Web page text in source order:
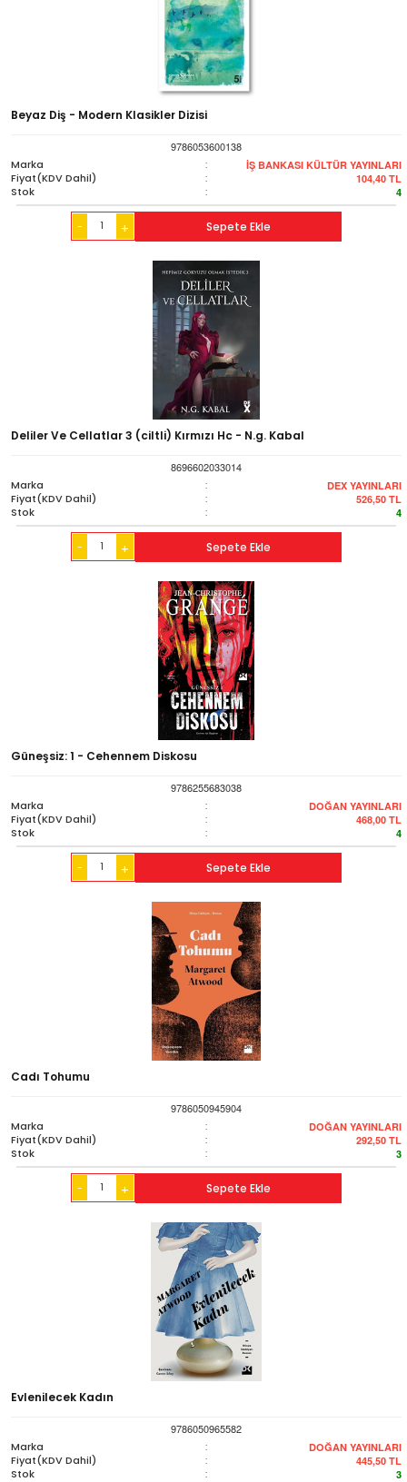
Beyaz Diş - Modern Klasikler Dizisi
9786053600138
Marka
: İŞ BANKASI KÜLTÜR YAYINLARI
Fiyat(KDV Dahil) : 104,40 TL
Stok : 4
- + Sepete Ekle
Deliler Ve Cellatlar 3 (ciltli) Kırmızı Hc - N.g. Kabal
8696602033014
Marka
: DEX YAYINLARI
Fiyat(KDV Dahil) : 526,50 TL
Stok : 4
- + Sepete Ekle
Güneşsiz: 1 - Cehennem Diskosu
9786255683038
Marka
: DOĞAN YAYINLARI
Fiyat(KDV Dahil) : 468,00 TL
Stok : 4
- + Sepete Ekle
Cadı Tohumu
9786050945904
Marka
: DOĞAN YAYINLARI
Fiyat(KDV Dahil) : 292,50 TL
Stok : 3
- + Sepete Ekle
Evlenilecek Kadın
9786050965582
Marka
: DOĞAN YAYINLARI
Fiyat(KDV Dahil) : 445,50 TL
Stok : 3